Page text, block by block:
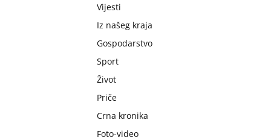
Vijesti
Iz našeg kraja
Gospodarstvo
Sport
Život
Priče
Crna kronika
Foto-video